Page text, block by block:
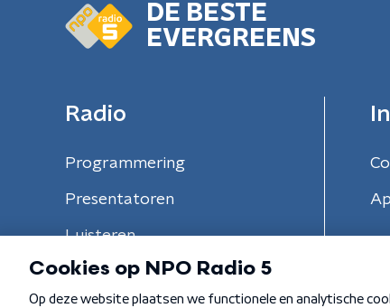
DE BESTE
EVERGREENS
Radio
Programmering
Presentatoren
Luisteren